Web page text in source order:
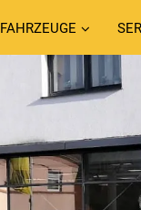
FAHRZEUGE